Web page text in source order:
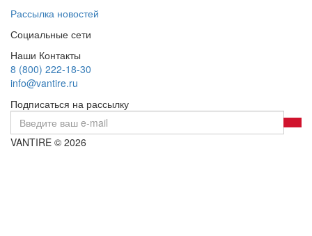
Рассылка новостей
Социальные сети
Наши Контакты
8 (800) 222-18-30
info@vantire.ru
Подписаться на рассылку
VANTIRE © 2026